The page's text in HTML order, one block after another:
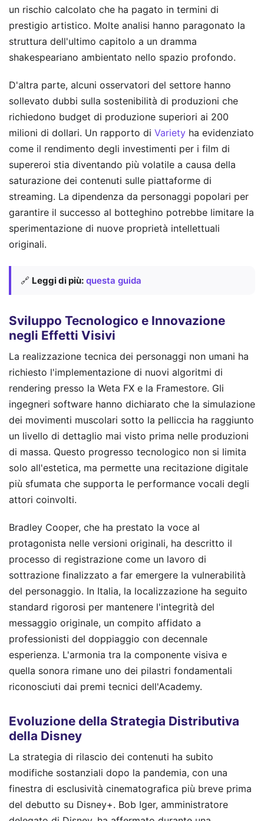
un rischio calcolato che ha pagato in termini di
prestigio artistico. Molte analisi hanno paragonato la
struttura dell'ultimo capitolo a un dramma
shakespeariano ambientato nello spazio profondo.
D'altra parte, alcuni osservatori del settore hanno
sollevato dubbi sulla sostenibilità di produzioni che
richiedono budget di produzione superiori ai 200
milioni di dollari. Un rapporto di Variety ha evidenziato
come il rendimento degli investimenti per i film di
supereroi stia diventando più volatile a causa della
saturazione dei contenuti sulle piattaforme di
streaming. La dipendenza da personaggi popolari per
garantire il successo al botteghino potrebbe limitare la
sperimentazione di nuove proprietà intellettuali
originali.
🔗 Leggi di più: questa guida
Sviluppo Tecnologico e Innovazione
negli Effetti Visivi
La realizzazione tecnica dei personaggi non umani ha
richiesto l'implementazione di nuovi algoritmi di
rendering presso la Weta FX e la Framestore. Gli
ingegneri software hanno dichiarato che la simulazione
dei movimenti muscolari sotto la pelliccia ha raggiunto
un livello di dettaglio mai visto prima nelle produzioni
di massa. Questo progresso tecnologico non si limita
solo all'estetica, ma permette una recitazione digitale
più sfumata che supporta le performance vocali degli
attori coinvolti.
Bradley Cooper, che ha prestato la voce al
protagonista nelle versioni originali, ha descritto il
processo di registrazione come un lavoro di
sottrazione finalizzato a far emergere la vulnerabilità
del personaggio. In Italia, la localizzazione ha seguito
standard rigorosi per mantenere l'integrità del
messaggio originale, un compito affidato a
professionisti del doppiaggio con decennale
esperienza. L'armonia tra la componente visiva e
quella sonora rimane uno dei pilastri fondamentali
riconosciuti dai premi tecnici dell'Academy.
Evoluzione della Strategia Distributiva
della Disney
La strategia di rilascio dei contenuti ha subito
modifiche sostanziali dopo la pandemia, con una
finestra di esclusività cinematografica più breve prima
del debutto su Disney+. Bob Iger, amministratore